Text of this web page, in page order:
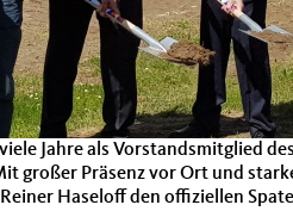
Jahre als Vorstandsmitglied
großer Präsenz vor Ort und
Haseloff den offiziellen